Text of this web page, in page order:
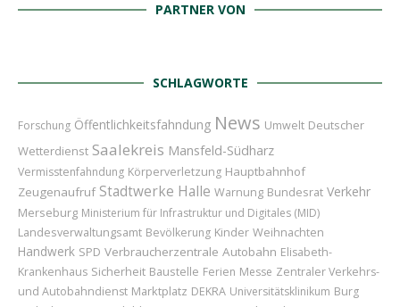
PARTNER VON
SCHLAGWORTE
Forschung Öffentlichkeitsfahndung News Umwelt Deutscher
Wetterdienst Saalekreis Mansfeld-Südharz
Vermisstenfahndung Körperverletzung Hauptbahnhof
Zeugenaufruf Stadtwerke Halle Warnung Bundesrat Verkehr
Merseburg Ministerium für Infrastruktur und Digitales (MID)
Landesverwaltungsamt Bevölkerung Kinder Weihnachten
Handwerk SPD Verbraucherzentrale Autobahn Elisabeth-
Krankenhaus Sicherheit Baustelle Ferien Messe Zentraler Verkehrs-
und Autobahndienst Marktplatz DEKRA Universitätsklinikum Burg